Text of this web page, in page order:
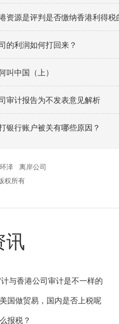
资源是评判是否缴纳香港利得税
的利润如何打回来？
叫中国（上）
审计报告为不发表意见解析
银行账户被关有哪些原因？
环泽
离岸公司
权所有
讯
与香港公司审计是不一样的
国做贸易，国内是否上税呢
报税？